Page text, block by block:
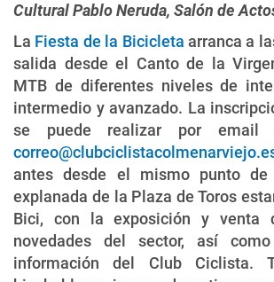
Cultural Pablo Neruda, Salón de
La Fiesta de la Bicicleta arranca a
salida desde el Canto de la
MTB de diferentes niveles de
intermedio y avanzado. La
se puede realizar por email
antes desde el mismo punto
explanada de la Plaza de Toros
Bici, con la exposición y venta
novedades del sector, así
información del Club Ciclista.